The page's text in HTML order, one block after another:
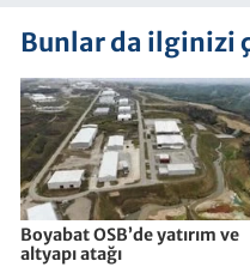
Bunlar da ilginizi
Boyabat OSB’de yatırım ve
altyapı atağı